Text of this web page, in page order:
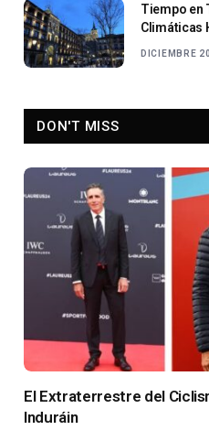
Tiempo en
Climáticas
DICIEMBRE
DON'T MISS
El Extraterrestre del
Induráin